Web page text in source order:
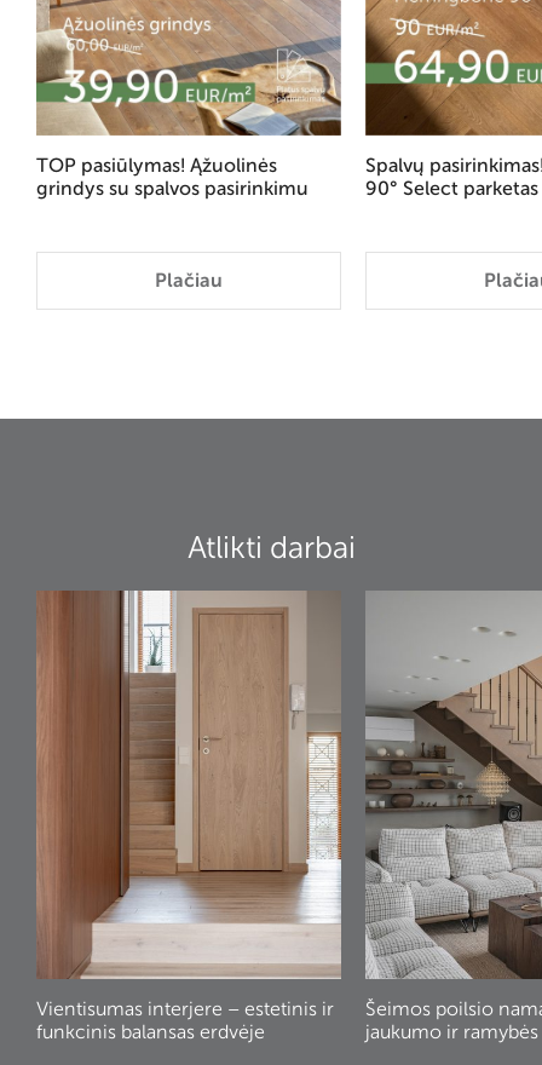
TOP pasiūlymas! Ąžuolinės
grindys su spalvos pasirinkimu
Plačiau
Spalvų
90° Select parketas
Atlikti darbai
Vientisumas interjere – estetinis ir
funkcinis balansas erdvėje
Šeimos poilsio
jaukumo ir